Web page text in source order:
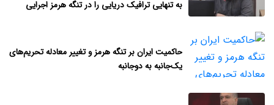
به تنهایی ترافیک دریایی را در تنگه هرمز اجرایی
حاکمیت ایران بر تنگه هرمز و تغییر معادله تحریم‌های
یک‌جانبه به دوجانبه